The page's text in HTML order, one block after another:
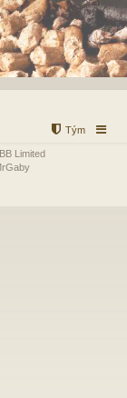
Tým
Limited